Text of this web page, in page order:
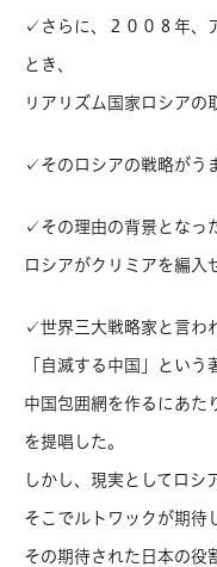
✓さらに、２００８年、
とき、
リアリズム国家ロシアの
✓そのロシアの戦略がう
✓その理由の背景となっ
ロシアがクリミアを編入
✓世界三大戦略家と言わ
「自滅する中国」という
中国包囲網を作るにあた
を提唱した。
しかし、現実としてロシ
そこでルトワックが期待
その期待された日本の役